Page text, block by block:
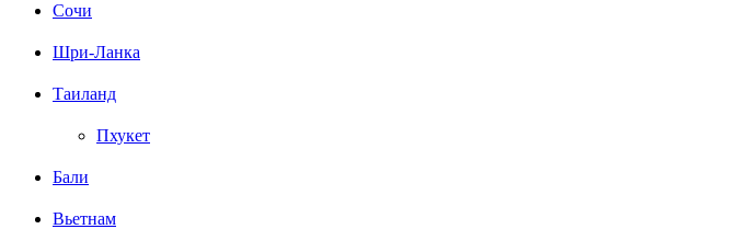
Сочи
Шри-Ланка
Таиланд
Пхукет
Бали
Вьетнам